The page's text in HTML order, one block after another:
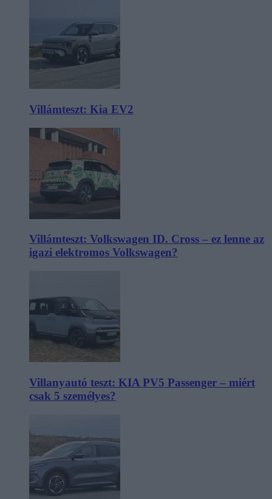
Villámteszt: Kia EV2
Villámteszt: Volkswagen ID. Cross – ez lenne az
igazi elektromos Volkswagen?
Villanyautó teszt: KIA PV5 Passenger – miért
csak 5 személyes?